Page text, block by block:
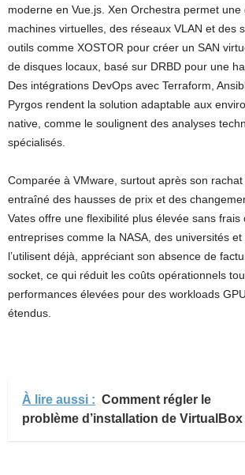
moderne en Vue.js. Xen Orchestra permet
machines virtuelles, des réseaux VLAN et des
outils comme XOSTOR pour créer un SAN
de disques locaux, basé sur DRBD pour une
Des intégrations DevOps avec Terraform,
Pyrgos rendent la solution adaptable aux
native, comme le soulignent des analyses
spécialisés.
Comparée à VMware, surtout après son
entraîné des hausses de prix et des
Vates offre une flexibilité plus élevée sans frais
entreprises comme la NASA, des universités
l’utilisent déjà, appréciant son absence de
socket, ce qui réduit les coûts opérationnels
performances élevées pour des workloads
étendus.
À lire aussi : Comment régler le
problème d’installation de VirtualBox